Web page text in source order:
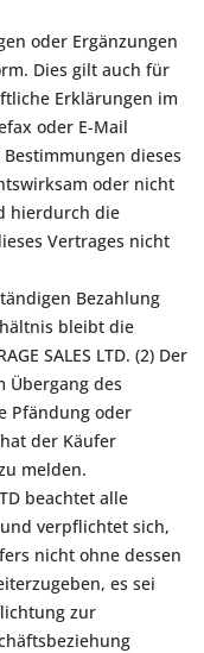
oder Ergänzungen
Dies gilt auch für
Erklärungen im
oder E-Mail
dieses
oder nicht
hierdurch die
Vertrages nicht
Bezahlung
bleibt die
SALES LTD. (2) Der
Übergang des
Pfändung oder
der Käufer
melden.
beachtet alle
verpflichtet sich,
nicht ohne dessen
es sei
zur